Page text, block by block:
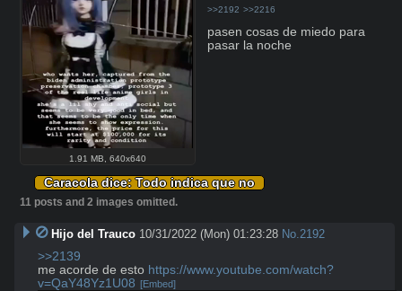
1.91 MB ,640x640
>>2192 >>2216
pasen cosas de miedo para
pasar la noche
Caracola dice: Todo indica que no
11 posts and 2 images omitted.
Hijo del Trauco 10/31/2022 (Mon) 01:23:28 No.2192
>>2139
me acorde de esto https://www.youtube.com/watch?
v=QaY48Yz1U08 [Embed]